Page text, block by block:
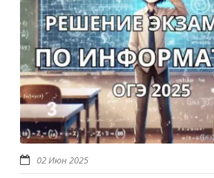
02 Июн 2025